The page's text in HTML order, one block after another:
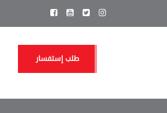
طلب إستفسار